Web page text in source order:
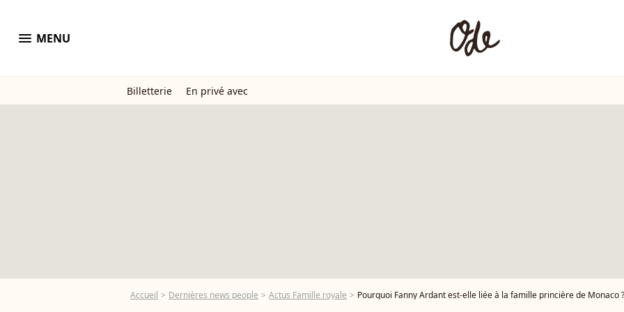
menu MENU
Billetterie En privé avec
Accueil Dernières news people Actus Famille royale Pourquoi Fanny Ardant est-elle liée à la famille princière de Monaco ?